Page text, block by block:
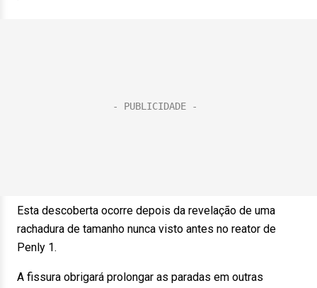
Esta descoberta ocorre depois da revelação de uma
rachadura de tamanho nunca visto antes no reator de
Penly 1.
A fissura obrigará prolongar as paradas em outras